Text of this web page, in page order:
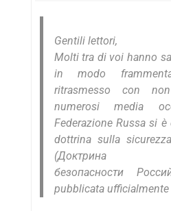
Gentili lettori,
Molti tra di voi hanno
in modo
ritrasmesso con
numerosi media
Federazione Russa si
dottrina sulla
(Доктрина
безопасности
pubblicata